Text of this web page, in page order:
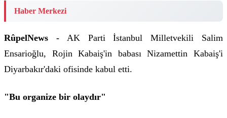
Haber Merkezi
RûpelNews -AK Parti İstanbul Milletvekili Salim
Ensarioğlu, Rojin Kabaiş'in babası Nizamettin Kabaiş'i
Diyarbakır'daki ofisinde kabul etti.
"Bu organize bir olaydır"